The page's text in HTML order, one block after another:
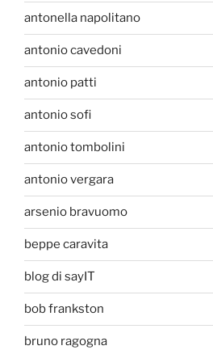
antonella napolitano
antonio cavedoni
antonio patti
antonio sofi
antonio tombolini
antonio vergara
arsenio bravuomo
beppe caravita
blog di sayIT
bob frankston
bruno ragogna